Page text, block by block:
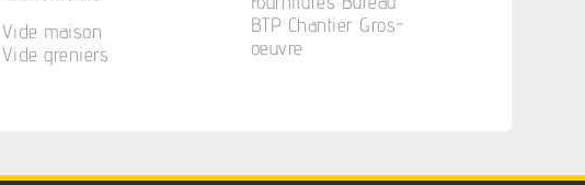
Vide maison
Vide greniers
BTP Chantier Gros-
oeuvre